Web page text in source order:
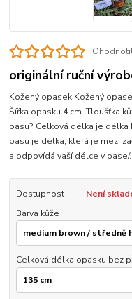
originální ruční
Kožený opasek Kožený
Šířka opasku 4 cm. Tloušťka
pasu? Celková délka je
pasu je délka, která je mezi
a odpovídá vaší délce v pase/
Dostupnost
Není
Barva kůže
Celková délka opasku bez